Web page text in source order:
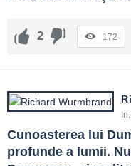
2 172
In:
Cunoasterea lui
profunde a lumii.